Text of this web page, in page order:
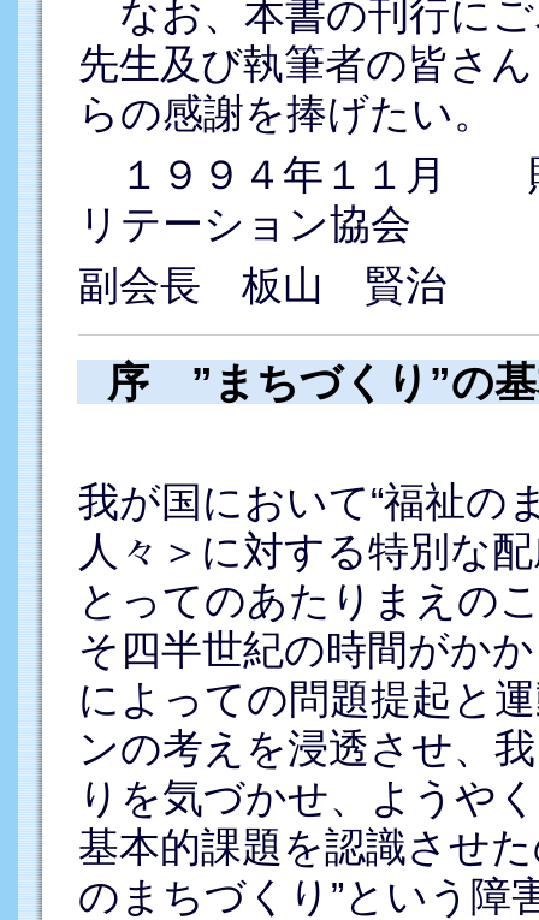
なお、本書の刊行に
先生及び執筆者の皆さ
らの感謝を捧げたい。
１９９４年１１月
リテーション協会
副会長 板山 賢治
序 ”まちづくり”の
我が国において“福祉の
人々＞に対する特別な
とってのあたりまえの
そ四半世紀の時間がか
によっての問題提起と
ンの考えを浸透させ、
りを気づかせ、ようや
基本的課題を認識させ
のまちづくり”という障